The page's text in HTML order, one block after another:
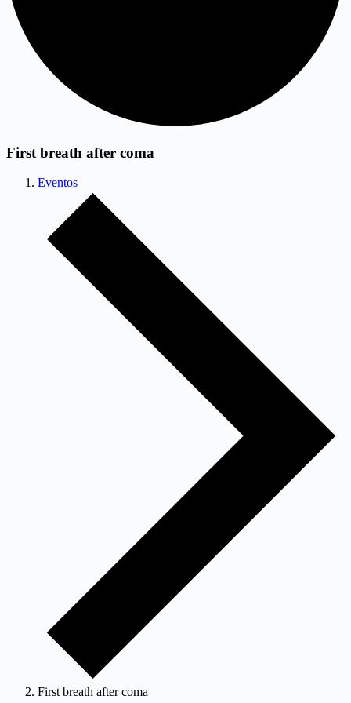
First breath after coma
Eventos
First breath after coma